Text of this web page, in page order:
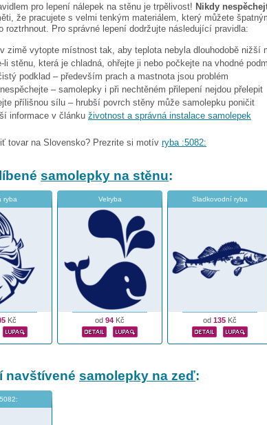
pro lepení nálepek na stěnu je trpělivost! Nikdy
že pracujete s velmi tenkým materiálem, který můžete
roztrhnout. Pro správné lepení dodržujte následující pravidla:
zimě vytopte místnost tak, aby teplota nebyla dlouhodobě nižší
li stěnu, která je chladná, ohřejte ji nebo počkejte na vhodné
podklad – především prach a mastnota jsou problém
– samolepky i při nechtěném přilepení nejdou přelepit
přílišnou sílu – hrubší povrch stěny může samolepku poničit
informace v článku životnost a správná instalace samolepek
tovar na Slovensko? Prezrite si motív ryba :5082:
samolepky na stěnu:
ryba
Kč
Velryba
od 94 Kč
Sladkovodní ryba
od 135 Kč
navštívené samolepky na zeď: